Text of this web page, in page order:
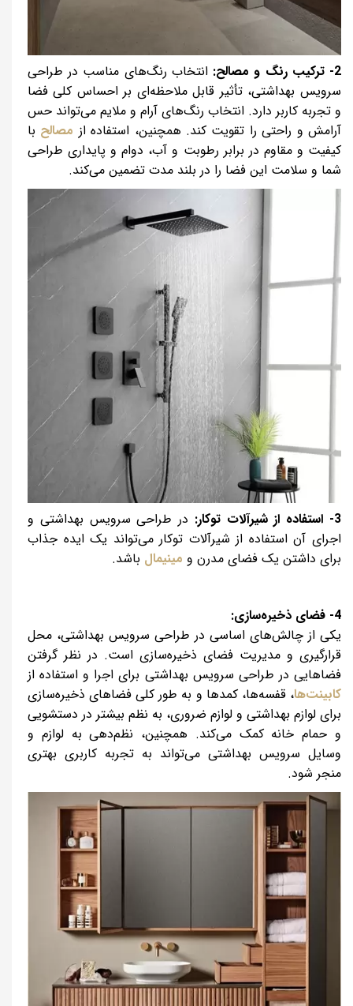
2- ترکیب رنگ و مصالح:
انتخاب رنگ‌های مناسب در طراحی
سرویس بهداشتی، تأثیر قابل ملاحظه‌ای بر احساس کلی فضا
و تجربه کاربر دارد. انتخاب رنگ‌های آرام و ملایم می‌تواند حس
آرامش و راحتی را تقویت کند. همچنین، استفاده از مصالح با
کیفیت و مقاوم در برابر رطوبت و آب، دوام و پایداری طراحی
شما و سلامت این فضا را در بلند مدت تضمین می‌کند.
3- استفاده از شیرآلات توکار:
در طراحی سرویس بهداشتی و
اجرای آن استفاده از شیرآلات توکار می‌تواند یک ایده جذاب
برای داشتن یک فضای مدرن و مینیمال باشد.
4- فضای ذخیره‌سازی:
یکی از چالش‌های اساسی در طراحی سرویس بهداشتی، محل
قرارگیری و مدیریت فضای ذخیره‌سازی است. در نظر گرفتن
فضاهایی در طراحی سرویس بهداشتی برای اجرا و استفاده از
کابینت‌ها، قفسه‌ها، کمد‌ها و به طور کلی فضاهای ذخیره‌سازی
برای لوازم بهداشتی و لوازم ضروری، به نظم بیشتر در دستشویی
و حمام خانه کمک می‌کند. همچنین، نظم‌دهی به لوازم و
وسایل سرویس بهداشتی می‌تواند به تجربه کاربری بهتری
منجر شود.